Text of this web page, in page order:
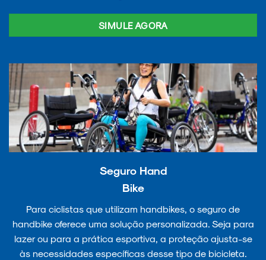
SIMULE AGORA
Seguro Hand
Bike
Para ciclistas que utilizam handbikes, o seguro de
handbike oferece uma solução personalizada. Seja para
lazer ou para a prática esportiva, a proteção ajusta-se
às necessidades específicas desse tipo de bicicleta.